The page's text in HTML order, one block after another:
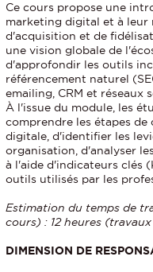
Ce cours propose une
marketing digital et à
d'acquisition et de
une vision globale de
d'approfondir les outils
référencement naturel
emailing, CRM et réseaux
À l'issue du module, les
comprendre les étapes
digitale, d'identifier les
organisation, d'analyser
à l'aide d'indicateurs clés
outils utilisés par les
Estimation du temps de
cours) : 12 heures
DIMENSION DE